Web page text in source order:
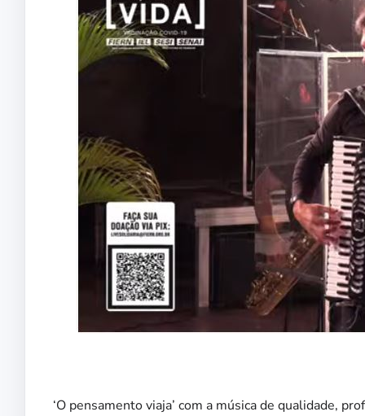
‘O pensamento viaja’ com a música de qualidade,